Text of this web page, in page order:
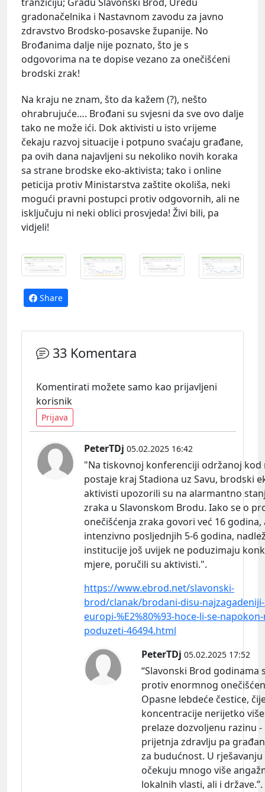
gradonačelnika i Nastavnom zavodu za javno
zdravstvo Brodsko-posavske županije. No
Brođanima dalje nije poznato, što je s
odgovorima na te dopise vezano za onečišćeni
brodski zrak!
Na kraju ne znam, što da kažem (?), nešto
ohrabrujuće…. Brođani su svjesni da sve ovo dalje
tako ne može ići. Dok aktivisti u isto vrijeme
čekaju razvoj situacije i potpuno svaćaju građane,
pa ovih dana najavljeni su nekoliko novih koraka
sa strane brodske eko-aktivista; tako i online
peticija protiv Ministarstva zaštite okoliša, neki
mogući pravni postupci protiv odgovornih, ali ne
isključuju ni neki oblici prosvjeda! Živi bili, pa
vidjeli!
Share
33 Komentara
Komentirati možete samo kao prijavljeni
korisnik
Prijava
PeterTDj 05.02.2025 16:42
"Na tiskovnoj konferenciji održanoj kod
postaje kraj Stadiona uz Savu, brodski
aktivisti upozorili su na alarmantno
zraka u Slavonskom Brodu. Iako se o
onečišćenja zraka govori već 16
intenzivno posljednjih 5-6 godina,
institucije još uvijek ne poduzimaju
mjere, poručili su aktivisti.".
https://www.ebrod.net/slavonski-
brod/clanak/brodani-disu-
europi-%E2%80%93-hoce-li-se-
poduzeti-46494.html
PeterTDj 05.02.2025 17:52
“Slavonski Brod godinama
protiv enormnog
Opasne lebdeće čestice,
koncentracije nerijetko
prelaze dozvoljenu razinu
prijetnja zdravlju pa
za budućnost. U
očekuju mnogo više
lokalnih vlasti, ali i države.”.